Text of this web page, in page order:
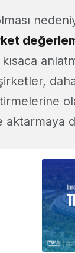
aktarmaya